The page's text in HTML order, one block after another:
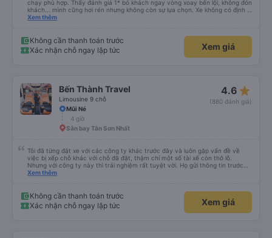
chạy phù hợp. Thấy đánh giá 1* bỏ khách ngay vòng xoay bến lội, không đón
khách... mình cũng hơi rén nhưng không còn sự lựa chọn. Xe không có định vị
nhưng chạy đúng giờ, lệch có vài phút. Tài xế, phụ xe thân thiện, trả khách
Xem thêm
Không cần thanh toán trước
Xác nhận chỗ ngay lập tức
Xem giá
Bến Thành Travel
Limousine 9 chỗ
4.6 star_rate
(880 đánh giá)
Mũi Né
4 giờ
Sân bay Tân Sơn Nhất
Tôi đã từng đặt xe với các công ty khác trước đây và luôn gặp vấn đề về
việc bị xếp chỗ khác với chỗ đã đặt, thậm chí một số tài xế còn thô lỗ.
Nhưng với công ty này thì trải nghiệm rất tuyệt vời. Họ gửi thông tin trước
nên tôi biết khi nào tài xế sẽ đến, đón tôi tại địa chỉ và xếp tôi ngồi đúng chỗ
này. Tôi thường xuyên sử dụng dịch vụ xe limousine để đi lại giữa Thành phố
Hồ Chí Minh và Vũng Tàu. Trải nghiệm tuyệt vời, 👍🏽
Xem thêm
Không cần thanh toán trước
Xác nhận chỗ ngay lập tức
Xem giá